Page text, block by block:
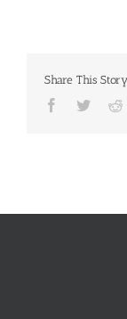
Share This
Facebook
Twitter